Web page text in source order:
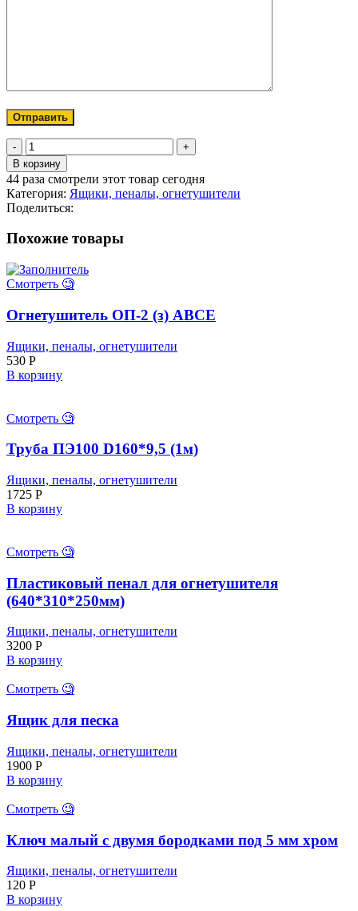
Количество
товара
Ящик
инструментальный
BAWER
(365*300*500)
замком
В корзину
44 раза смотрели этот товар сегодня
Категория: Ящики, пеналы, огнетушители
Поделиться:
Похожие товары
Смотреть 🧐
Огнетушитель ОП-2 (з) АВСЕ
Ящики, пеналы, огнетушители
530 Р
В корзину
Смотреть 🧐
Труба ПЭ100 D160*9,5 (1м)
Ящики, пеналы, огнетушители
1725 Р
В корзину
Смотреть 🧐
Пластиковый пенал для огнетушителя
(640*310*250мм)
Ящики, пеналы, огнетушители
3200 Р
В корзину
Смотреть 🧐
Ящик для песка
Ящики, пеналы, огнетушители
1900 Р
В корзину
Смотреть 🧐
Ключ малый с двумя бородками под 5 мм хром
Ящики, пеналы, огнетушители
120 Р
В корзину